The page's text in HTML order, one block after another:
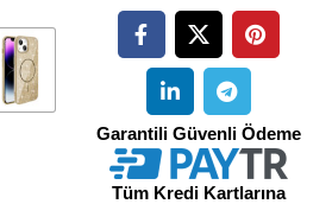
Garantili Güvenli Ödeme
Tüm Kredi Kartlarına